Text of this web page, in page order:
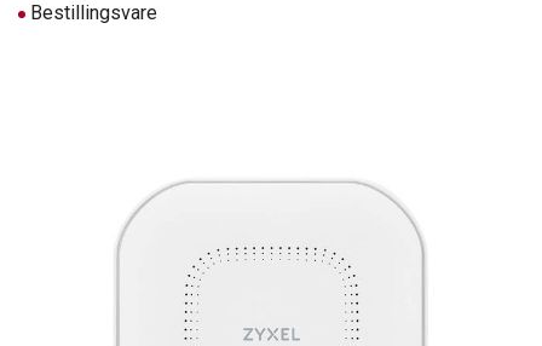
Bestillingsvare